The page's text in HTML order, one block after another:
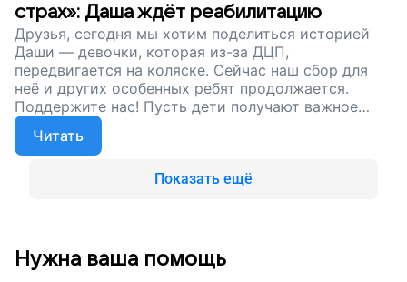
страх»: Даша ждёт реабилитацию
Друзья, сегодня мы хотим поделиться историей
Даши — девочки, которая из-за ДЦП,
передвигается на коляске. Сейчас наш сбор для
неё и других особенных ребят продолжается.
Поддержите нас! Пусть дети получают важное
лечение и вовремя попадают к врачам.
Читать
Показать ещё
Нужна ваша помощь